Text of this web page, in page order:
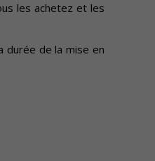
les achetez et les
durée de la mise en